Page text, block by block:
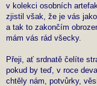
v kolekci osobních
zjistil však, že je vás jako
a tak to zakončím
mám vás rád všecky.
Přeji, ať srdnatě čelíte
pokud by teď, v roce
chtěly nám, potvůrky,